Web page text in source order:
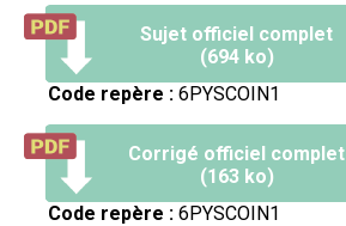
Sujet officiel complet
(694 ko)
Code repère : 6PYSCOIN1
Corrigé officiel complet
(163 ko)
Code repère : 6PYSCOIN1